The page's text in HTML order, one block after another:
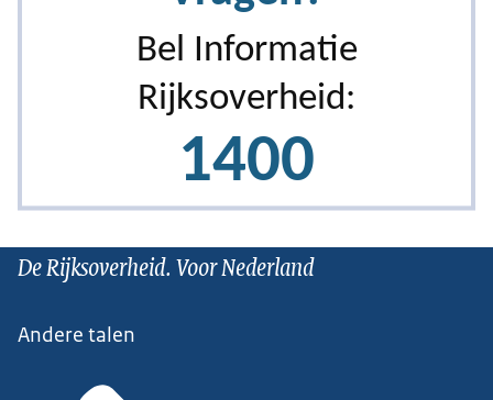
De Rijksoverheid. Voor Nederland
Andere talen